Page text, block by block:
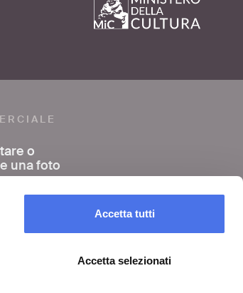
Accetta tutti
Accetta selezionati
o
una foto
un film o un
un